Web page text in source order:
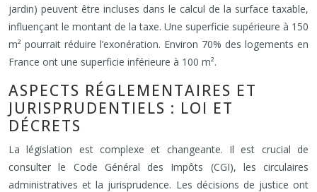
jardin) peuvent être incluses dans le calcul de la surface taxable,
influençant le montant de la taxe. Une superficie supérieure à 150
m² pourrait réduire l’exonération. Environ 70% des logements en
France ont une superficie inférieure à 100 m².
ASPECTS RÉGLEMENTAIRES ET
JURISPRUDENTIELS : LOI ET
DÉCRETS
La législation est complexe et changeante. Il est crucial de
consulter le Code Général des Impôts (CGI), les circulaires
administratives et la jurisprudence. Les décisions de justice ont